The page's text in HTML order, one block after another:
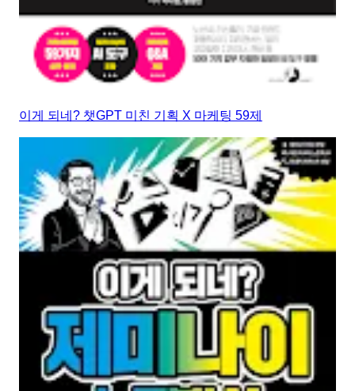
이게 되네? 챗GPT 미친 기획 X 마케팅 59제